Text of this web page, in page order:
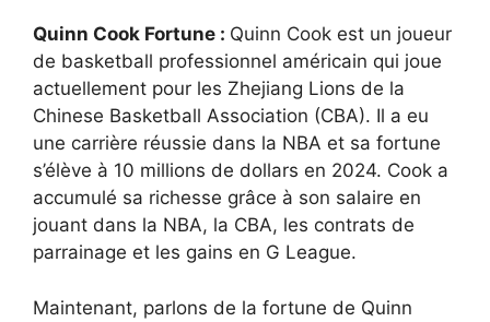
Quinn Cook Fortune : Quinn Cook est un joueur
de basketball professionnel américain qui joue
actuellement pour les Zhejiang Lions de la
Chinese Basketball Association (CBA). Il a eu
une carrière réussie dans la NBA et sa fortune
s’élève à 10 millions de dollars en 2024. Cook a
accumulé sa richesse grâce à son salaire en
jouant dans la NBA, la CBA, les contrats de
parrainage et les gains en G League.
Maintenant, parlons de la fortune de Quinn